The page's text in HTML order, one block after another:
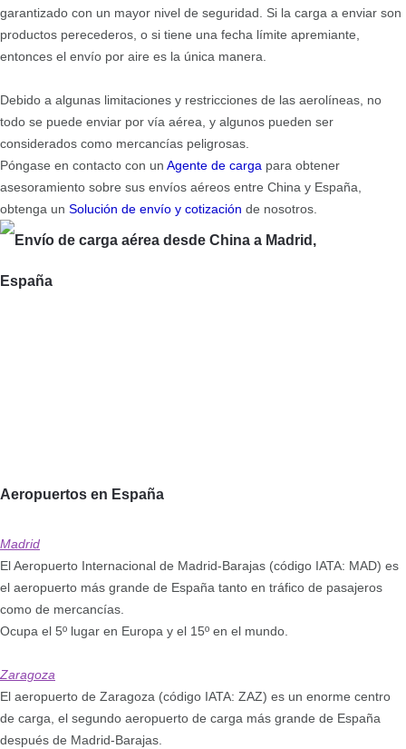
garantizado con un mayor nivel de seguridad. Si la carga a enviar son
productos perecederos, o si tiene una fecha límite apremiante,
entonces el envío por aire es la única manera.
Debido a algunas limitaciones y restricciones de las aerolíneas, no
todo se puede enviar por vía aérea, y algunos pueden ser
considerados como mercancías peligrosas.
Póngase en contacto con un Agente de carga para obtener
asesoramiento sobre sus envíos aéreos entre China y España,
obtenga un Solución de envío y cotización de nosotros.
Aeropuertos en España
Madrid
El Aeropuerto Internacional de Madrid-Barajas (código IATA: MAD) es
el aeropuerto más grande de España tanto en tráfico de pasajeros
como de mercancías.
Ocupa el 5º lugar en Europa y el 15º en el mundo.
Zaragoza
El aeropuerto de Zaragoza (código IATA: ZAZ) es un enorme centro
de carga, el segundo aeropuerto de carga más grande de España
después de Madrid-Barajas.